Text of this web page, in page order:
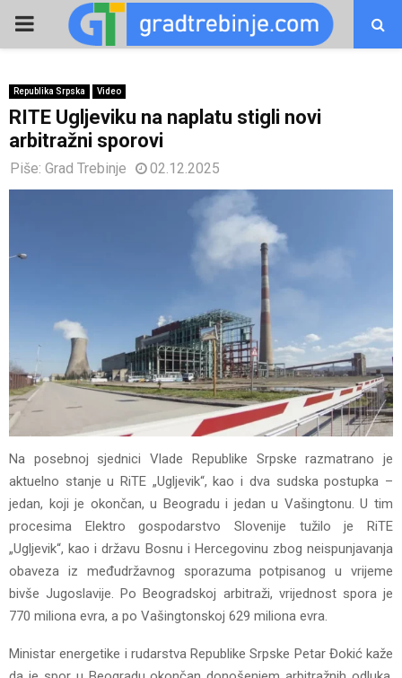
PRIMARY
Republika Srpska Video
RITE Ugljeviku na naplatu stigli novi
arbitražni sporovi
Piše: Grad Trebinje 02.12.2025
Na posebnoj sjednici Vlade Republike Srpske razmatrano je
aktuelno stanje u RiTE „Ugljevik“, kao i dva sudska postupka –
jedan, koji je okončan, u Beogradu i jedan u Vašingtonu. U tim
procesima Elektro gospodarstvo Slovenije tužilo je RiTE
„Ugljevik“, kao i državu Bosnu i Hercegovinu zbog neispunjavanja
obaveza iz međudržavnog sporazuma potpisanog u vrijeme
bivše Jugoslavije. Po Beogradskoj arbitraži, vrijednost spora je
770 miliona evra, a po Vašingtonskoj 629 miliona evra.
Ministar energetike i rudarstva Republike Srpske Petar Đokić kaže